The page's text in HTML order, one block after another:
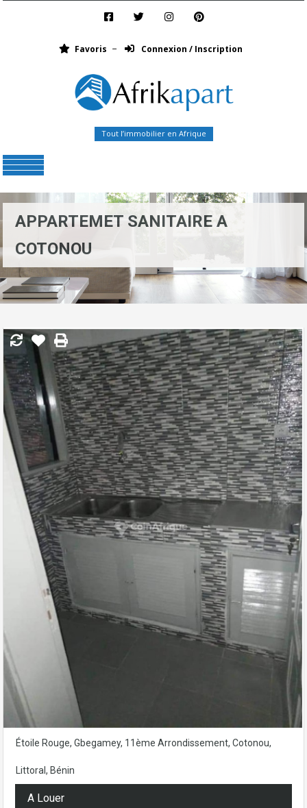
Favoris Connexion / Inscription
Tout l’immobilier en Afrique
APPARTEMET SANITAIRE A
COTONOU
Étoile Rouge, Gbegamey, 11ème Arrondissement, Cotonou,
Littoral, Bénin
A Louer